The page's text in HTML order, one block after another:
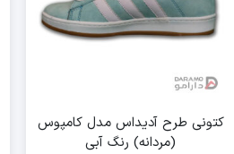
کتونی طرح آدیداس مدل کامپوس
(مردانه) رنگ آبی